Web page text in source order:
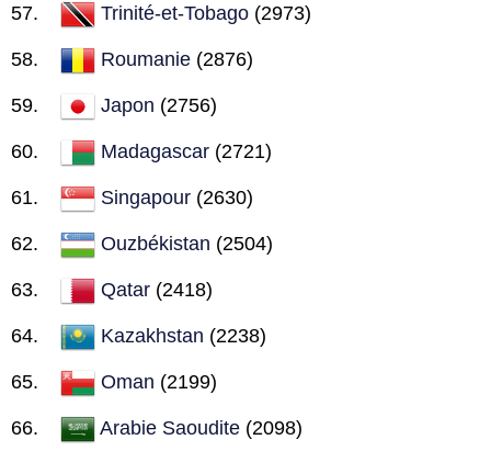
Trinité-et-Tobago (2973)
Roumanie (2876)
Japon (2756)
Madagascar (2721)
Singapour (2630)
Ouzbékistan (2504)
Qatar (2418)
Kazakhstan (2238)
Oman (2199)
Arabie Saoudite (2098)